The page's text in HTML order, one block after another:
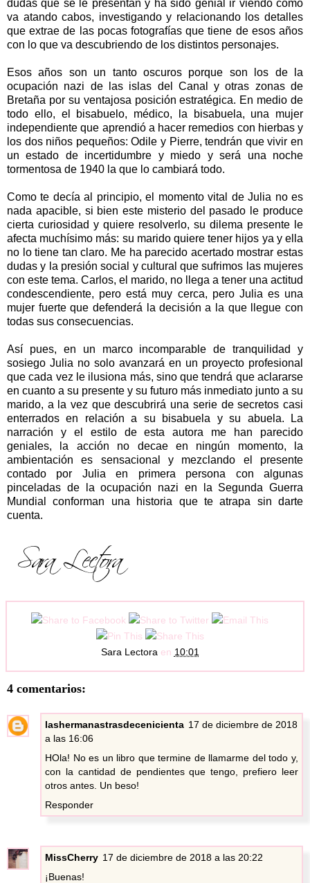
dudas que se le presentan y ha sido genial ir viendo cómo
va atando cabos, investigando y relacionando los detalles
que extrae de las pocas fotografías que tiene de esos años
con lo que va descubriendo de los distintos personajes.
Esos años son un tanto oscuros porque son los de la
ocupación nazi de las islas del Canal y otras zonas de
Bretaña por su ventajosa posición estratégica. En medio de
todo ello, el bisabuelo, médico, la bisabuela, una mujer
independiente que aprendió a hacer remedios con hierbas y
los dos niños pequeños: Odile y Pierre, tendrán que vivir en
un estado de incertidumbre y miedo y será una noche
tormentosa de 1940 la que lo cambiará todo.
Como te decía al principio, el momento vital de Julia no es
nada apacible, si bien este misterio del pasado le produce
cierta curiosidad y quiere resolverlo, su dilema presente le
afecta muchísimo más: su marido quiere tener hijos ya y ella
no lo tiene tan claro. Me ha parecido acertado mostrar estas
dudas y la presión social y cultural que sufrimos las mujeres
con este tema. Carlos, el marido, no llega a tener una actitud
condescendiente, pero está muy cerca, pero Julia es una
mujer fuerte que defenderá la decisión a la que llegue con
todas sus consecuencias.
Así pues, en un marco incomparable de tranquilidad y
sosiego Julia no solo avanzará en un proyecto profesional
que cada vez le ilusiona más, sino que tendrá que aclararse
en cuanto a su presente y su futuro más inmediato junto a su
marido, a la vez que descubrirá una serie de secretos casi
enterrados en relación a su bisabuela y su abuela. La
narración y el estilo de esta autora me han parecido
geniales, la acción no decae en ningún momento, la
ambientación es sensacional y mezclando el presente
contado por Julia en primera persona con algunas
pinceladas de la ocupación nazi en la Segunda Guerra
Mundial conforman una historia que te atrapa sin darte
cuenta.
Sara Lectora en 10:01
4 comentarios:
lashermanastrasdecenicienta 17 de diciembre de 2018
a las 16:06
HOla! No es un libro que termine de llamarme del todo y,
con la cantidad de pendientes que tengo, prefiero leer
otros antes. Un beso!
Responder
MissCherry 17 de diciembre de 2018 a las 20:22
¡Buenas!